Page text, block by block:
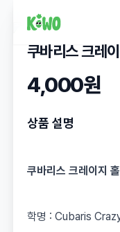
쿠바리스 크레
4,000원
상품 설명
쿠바리스 크레이지
학명 : Cubaris